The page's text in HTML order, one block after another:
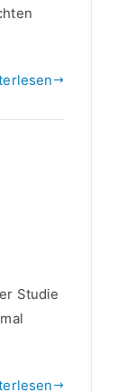
Studie